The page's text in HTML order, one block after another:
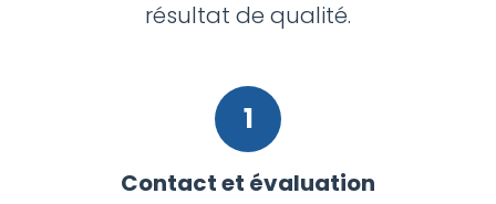
résultat de qualité.
1
Contact et évaluation